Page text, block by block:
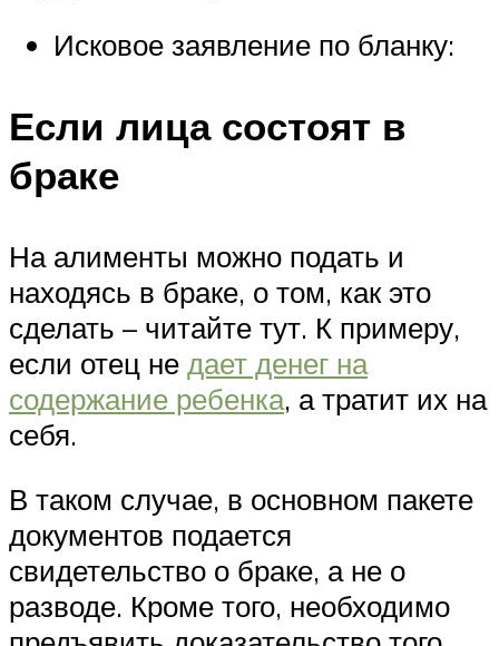
Исковое заявление по бланку:
Если лица состоят в
браке
На алименты можно подать и
находясь в браке, о том, как это
сделать – читайте тут. К примеру,
если отец не дает денег на
содержание ребенка, а тратит их на
себя.
В таком случае, в основном пакете
документов подается
свидетельство о браке, а не о
разводе. Кроме того, необходимо